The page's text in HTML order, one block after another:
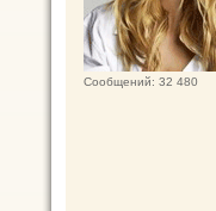
Сообщений: 32 480